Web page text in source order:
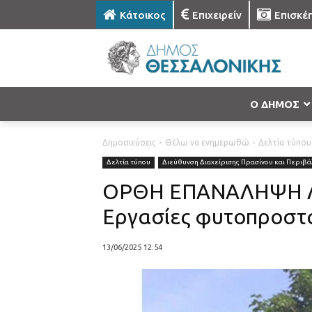
Κάτοικος Επιχειρείν
Ο ΔΗΜΟΣ
Δημοσιεύσεις Θέλω να ενημερωθώ Δελτία τύπου
Δελτία τύπου Διεύθυνση Διαχείρισης Πρασίνου και
ΟΡΘΗ ΕΠΑΝΑΛΗΨΗ
Εργασίες
13/06/2025 12:54